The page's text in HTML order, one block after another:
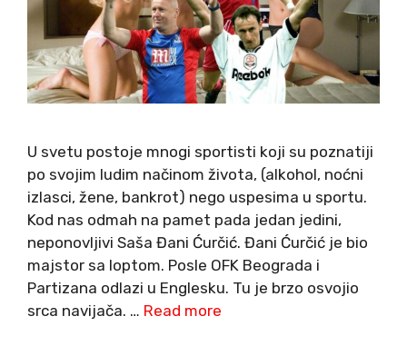
U svetu postoje mnogi sportisti koji su poznatiji
po svojim ludim načinom života, (alkohol, noćni
izlasci, žene, bankrot) nego uspesima u sportu.
Kod nas odmah na pamet pada jedan jedini,
neponovljivi Saša Đani Ćurčić. Đani Ćurčić je bio
majstor sa loptom. Posle OFK Beograda i
Partizana odlazi u Englesku. Tu je brzo osvojio
srca navijača. … Read more